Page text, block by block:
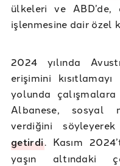
ülkeleri ve ABD’de,
işlenmesine dair özel
2024 yılında
erişimini
yolunda
Albanese, sosyal
verdiğini
getirdi. Kasım
yaşın altındaki